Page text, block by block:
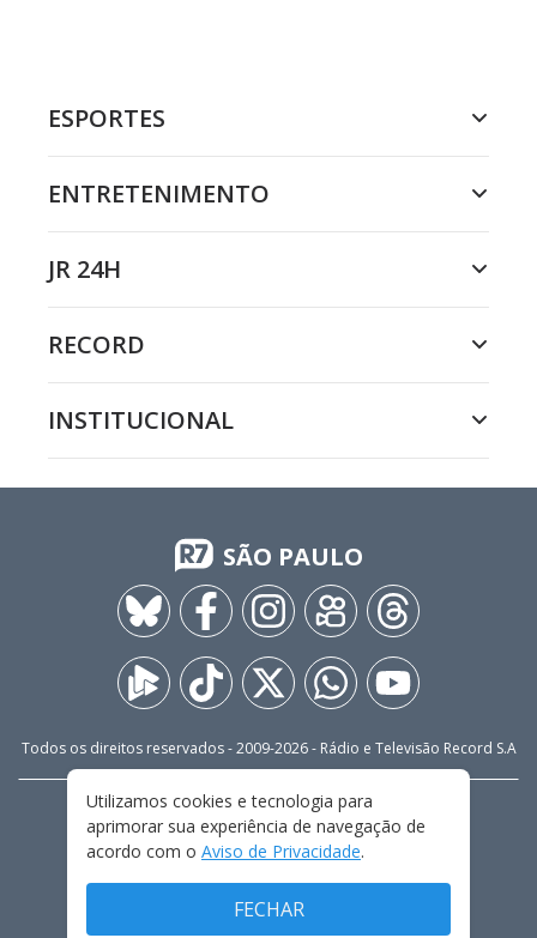
ESPORTES
ENTRETENIMENTO
JR 24H
RECORD
INSTITUCIONAL
SÃO PAULO
Todos os direitos reservados - 2009-2026- Rádio e Televisão Record S.A
FALE CONOSCO
PRIVACIDADE
TERMOS E CONDIÇÕES DE USO
Utilizamos cookies e tecnologia para
aprimorar sua experiência de navegação de
acordo com o Aviso de Privacidade.
FECHAR